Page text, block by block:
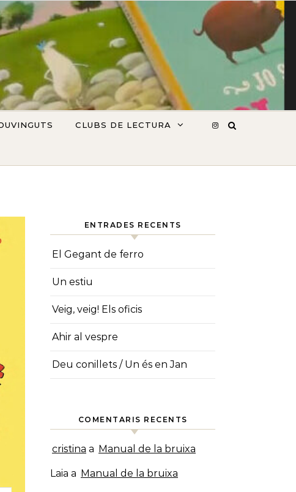
CLUBS DE LECTURA
ENTRADES RECENTS
El Gegant de ferro
Un estiu
Veig, veig! Els oficis
Ahir al vespre
Deu conillets / Un és en Jan
COMENTARIS RECENTS
cristina a Manual de la bruixa
Laia a Manual de la bruixa